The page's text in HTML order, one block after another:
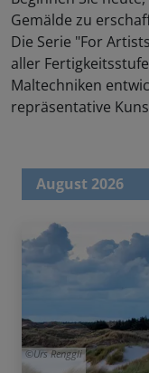
Gemälde zu
Die Serie "For
aller
Maltechniken
repräsentative
August 2026
Urs Renggli